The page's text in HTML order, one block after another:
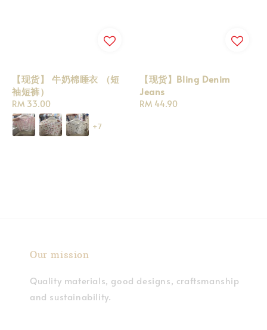
【现货】 牛奶棉睡衣 （短
袖短裤）
Regular
price
RM 33.00
+7
【现货】Bling Denim
Jeans
Regular
RM 44.90
Our mission
Quality materials, good designs, craftsmanship
and sustainability.